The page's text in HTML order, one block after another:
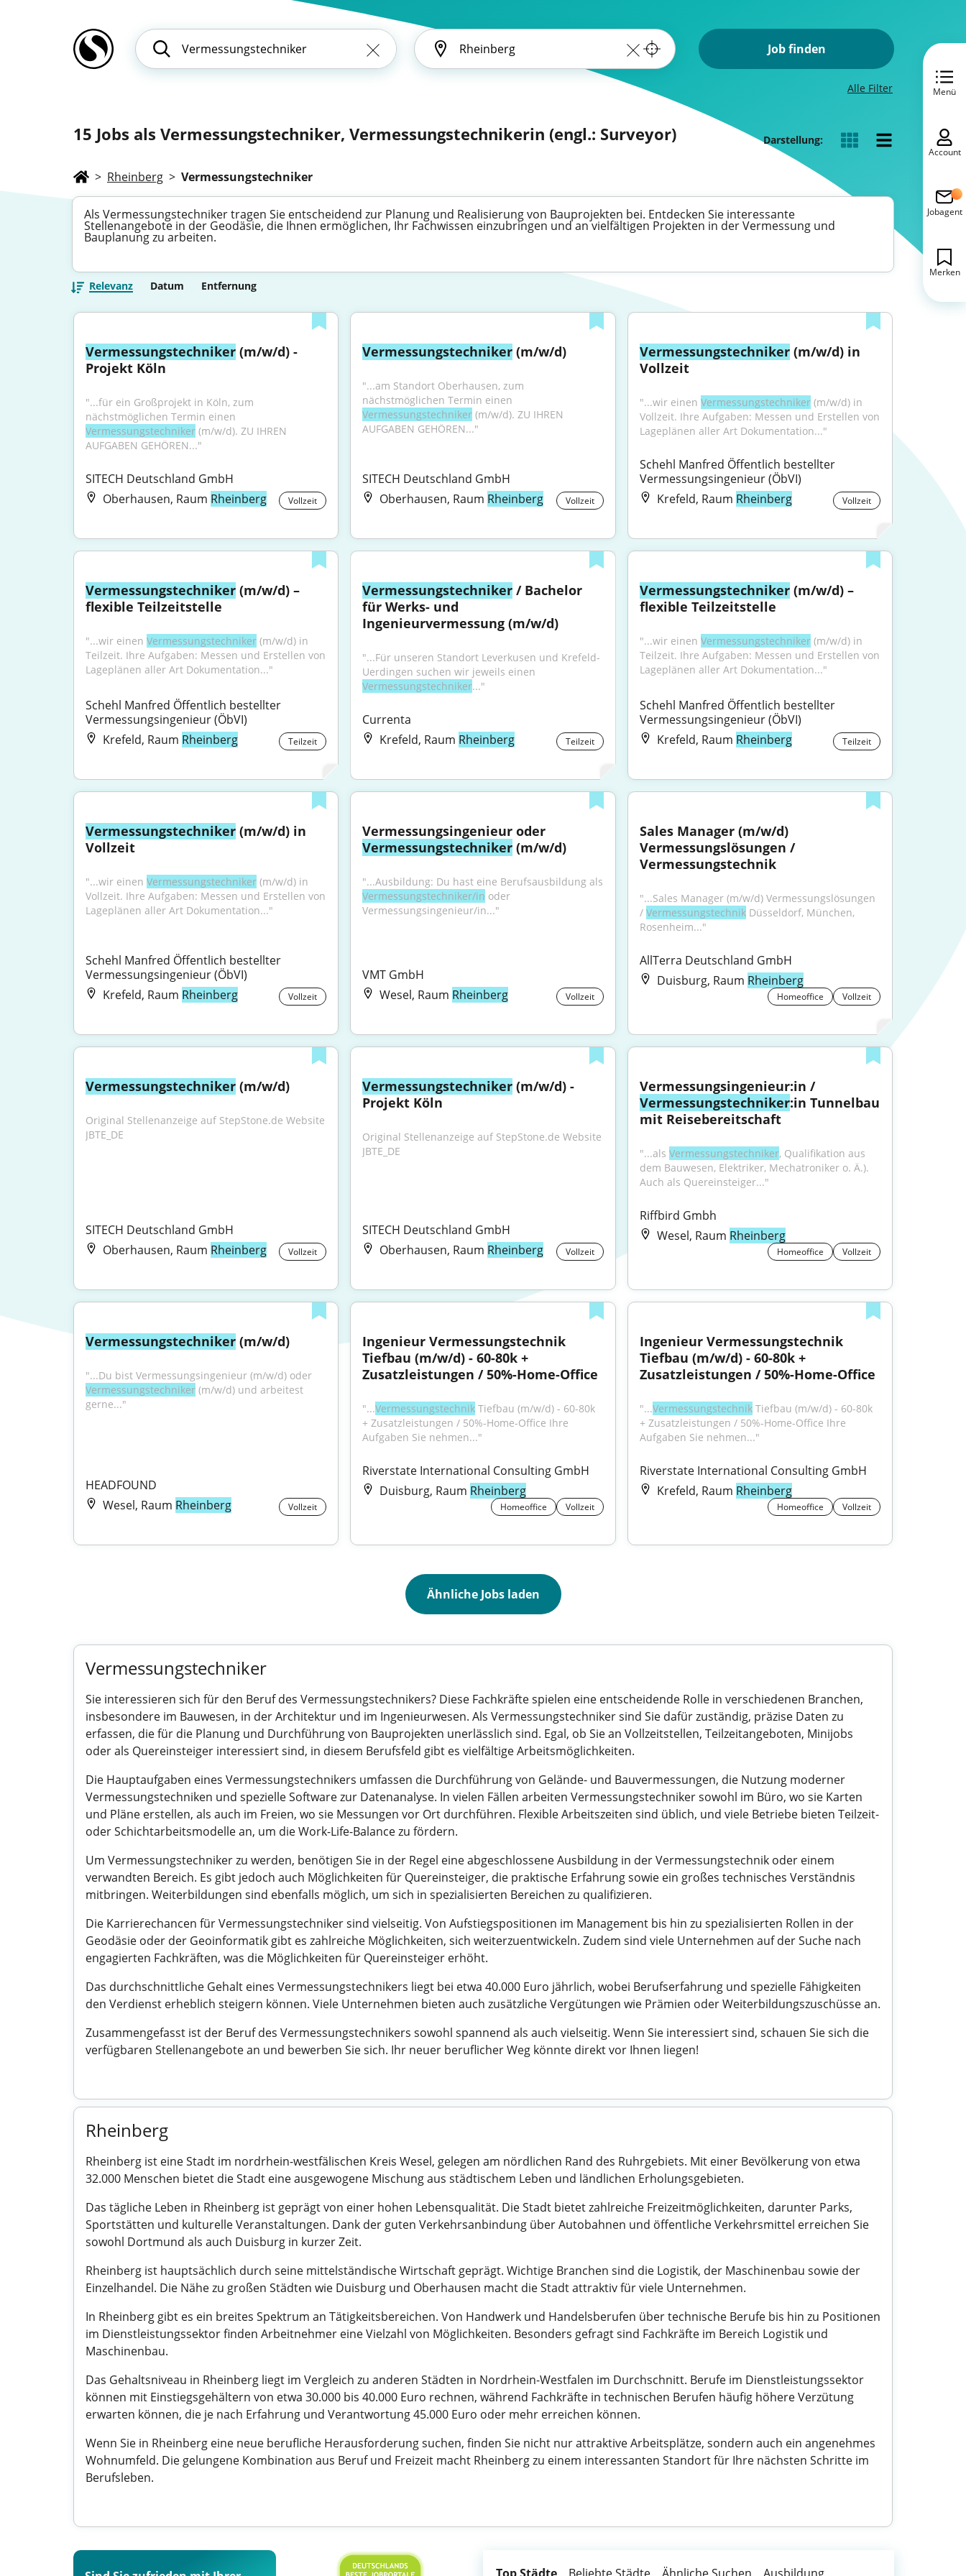
Job finden
Alle Filter
15 Jobs als Vermessungstechniker, Vermessungstechnikerin (engl.: Surveyor) Darstellung:
> Rheinberg > Vermessungstechniker
Als Vermessungstechniker tragen Sie entscheidend zur Planung und Realisierung von Bauprojekten bei. Entdecken Sie interessante
Stellenangebote in der Geodäsie, die Ihnen ermöglichen, Ihr Fachwissen einzubringen und an vielfältigen Projekten in der Vermessung und
Bauplanung zu arbeiten.
Relevanz Datum Entfernung
Vermessungstechniker (m/w/d) -
Projekt Köln
"...für ein Großprojekt in Köln, zum
Vermessungstechniker (m/w/d). ZU IHREN
AUFGABEN GEHÖREN..."
SITECH Deutschland GmbH
Oberhausen, Raum Rheinberg Vollzeit
Vermessungstechniker (m/w/d)
"...am Standort Oberhausen, zum
Vermessungstechniker (m/w/d). ZU IHREN
AUFGABEN GEHÖREN..."
SITECH Deutschland GmbH
Oberhausen, Raum Rheinberg Vollzeit
Vermessungstechniker (m/w/d) in
Vollzeit
"...wir einen Vermessungstechniker (m/w/d) in
Vollzeit. Ihre Aufgaben: Messen und Erstellen von
Lageplänen aller Art Dokumentation..."
Schehl Manfred Öffentlich bestellter
Vermessungsingenieur (ÖbVI)
Krefeld, Raum Rheinberg Vollzeit
Vermessungstechniker (m/w/d) –
flexible Teilzeitstelle
"...wir einen Vermessungstechniker (m/w/d) in
Teilzeit. Ihre Aufgaben: Messen und Erstellen von
Lageplänen aller Art Dokumentation..."
Schehl Manfred Öffentlich bestellter
Vermessungsingenieur (ÖbVI)
Krefeld, Raum Rheinberg Teilzeit
Vermessungstechniker / Bachelor
für Werks- und
Ingenieurvermessung (m/w/d)
"...Für unseren Standort Leverkusen und Krefeld-
Vermessungstechniker..."
Currenta
Krefeld, Raum Rheinberg Teilzeit
Vermessungstechniker (m/w/d) –
flexible Teilzeitstelle
"...wir einen Vermessungstechniker (m/w/d) in
Teilzeit. Ihre Aufgaben: Messen und Erstellen von
Lageplänen aller Art Dokumentation..."
Schehl Manfred Öffentlich bestellter
Vermessungsingenieur (ÖbVI)
Krefeld, Raum Rheinberg Teilzeit
Vermessungstechniker (m/w/d) in
Vollzeit
"...wir einen Vermessungstechniker (m/w/d) in
Vollzeit. Ihre Aufgaben: Messen und Erstellen von
Lageplänen aller Art Dokumentation..."
Schehl Manfred Öffentlich bestellter
Vermessungsingenieur (ÖbVI)
Krefeld, Raum Rheinberg Vollzeit
Vermessungstechniker (m/w/d)
Vermessungstechniker/in oder
Vermessungsingenieur/in..."
VMT GmbH
Wesel, Raum Rheinberg Vollzeit
Sales Manager (m/w/d)
Vermessungslösungen /
Vermessungstechnik
"...Sales Manager (m/w/d) Vermessungslösungen
/ Vermessungstechnik Düsseldorf, München,
Rosenheim..."
AllTerra Deutschland GmbH
Duisburg, Raum Rheinberg
Homeoffice Vollzeit
Vermessungstechniker (m/w/d)
Original Stellenanzeige auf StepStone.de Website
JBTE_DE
SITECH Deutschland GmbH
Oberhausen, Raum Rheinberg Vollzeit
Vermessungstechniker (m/w/d) -
Projekt Köln
Original Stellenanzeige auf StepStone.de Website
JBTE_DE
SITECH Deutschland GmbH
Oberhausen, Raum Rheinberg Vollzeit
Vermessungsingenieur:in /
Vermessungstechniker:in Tunnelbau
mit Reisebereitschaft
"...als Vermessungstechniker, Qualifikation aus
dem Bauwesen, Elektriker, Mechatroniker o. Ä.).
Auch als Quereinsteiger..."
Riffbird Gmbh
Wesel, Raum Rheinberg
Homeoffice Vollzeit
Vermessungstechniker (m/w/d)
Vermessungstechniker (m/w/d) und arbeitest
gerne..."
HEADFOUND
Wesel, Raum Rheinberg Vollzeit
Ingenieur Vermessungstechnik
Tiefbau (m/w/d) - 60-80k +
Zusatzleistungen / 50%-Home-Office
"...Vermessungstechnik Tiefbau (m/w/d) - 60-80k
+ Zusatzleistungen / 50%-Home-Office Ihre
Aufgaben Sie nehmen..."
Riverstate International Consulting GmbH
Duisburg, Raum Rheinberg
Homeoffice Vollzeit
Ingenieur Vermessungstechnik
Tiefbau (m/w/d) - 60-80k +
Zusatzleistungen / 50%-Home-Office
"...Vermessungstechnik Tiefbau (m/w/d) - 60-80k
+ Zusatzleistungen / 50%-Home-Office Ihre
Aufgaben Sie nehmen..."
Riverstate International Consulting GmbH
Krefeld, Raum Rheinberg
Homeoffice Vollzeit
Ähnliche Jobs laden
Vermessungstechniker
Sie interessieren sich für den Beruf des Vermessungstechnikers? Diese Fachkräfte spielen eine entscheidende Rolle in verschiedenen Branchen,
insbesondere im Bauwesen, in der Architektur und im Ingenieurwesen. Als Vermessungstechniker sind Sie dafür zuständig, präzise Daten zu
erfassen, die für die Planung und Durchführung von Bauprojekten unerlässlich sind. Egal, ob Sie an Vollzeitstellen, Teilzeitangeboten, Minijobs
oder als Quereinsteiger interessiert sind, in diesem Berufsfeld gibt es vielfältige Arbeitsmöglichkeiten.
Die Hauptaufgaben eines Vermessungstechnikers umfassen die Durchführung von Gelände- und Bauvermessungen, die Nutzung moderner
Vermessungstechniken und spezielle Software zur Datenanalyse. In vielen Fällen arbeiten Vermessungstechniker sowohl im Büro, wo sie Karten
und Pläne erstellen, als auch im Freien, wo sie Messungen vor Ort durchführen. Flexible Arbeitszeiten sind üblich, und viele Betriebe bieten Teilzeit-
oder Schichtarbeitsmodelle an, um die Work-Life-Balance zu fördern.
Um Vermessungstechniker zu werden, benötigen Sie in der Regel eine abgeschlossene Ausbildung in der Vermessungstechnik oder einem
verwandten Bereich. Es gibt jedoch auch Möglichkeiten für Quereinsteiger, die praktische Erfahrung sowie ein großes technisches Verständnis
mitbringen. Weiterbildungen sind ebenfalls möglich, um sich in spezialisierten Bereichen zu qualifizieren.
Die Karrierechancen für Vermessungstechniker sind vielseitig. Von Aufstiegspositionen im Management bis hin zu spezialisierten Rollen in der
Geodäsie oder der Geoinformatik gibt es zahlreiche Möglichkeiten, sich weiterzuentwickeln. Zudem sind viele Unternehmen auf der Suche nach
engagierten Fachkräften, was die Möglichkeiten für Quereinsteiger erhöht.
Das durchschnittliche Gehalt eines Vermessungstechnikers liegt bei etwa 40.000 Euro jährlich, wobei Berufserfahrung und spezielle Fähigkeiten
den Verdienst erheblich steigern können. Viele Unternehmen bieten auch zusätzliche Vergütungen wie Prämien oder Weiterbildungszuschüsse an.
Zusammengefasst ist der Beruf des Vermessungstechnikers sowohl spannend als auch vielseitig. Wenn Sie interessiert sind, schauen Sie sich die
verfügbaren Stellenangebote an und bewerben Sie sich. Ihr neuer beruflicher Weg könnte direkt vor Ihnen liegen!
Rheinberg
Rheinberg ist eine Stadt im nordrhein-westfälischen Kreis Wesel, gelegen am nördlichen Rand des Ruhrgebiets. Mit einer Bevölkerung von etwa
32.000 Menschen bietet die Stadt eine ausgewogene Mischung aus städtischem Leben und ländlichen Erholungsgebieten.
Das tägliche Leben in Rheinberg ist geprägt von einer hohen Lebensqualität. Die Stadt bietet zahlreiche Freizeitmöglichkeiten, darunter Parks,
Sportstätten und kulturelle Veranstaltungen. Dank der guten Verkehrsanbindung über Autobahnen und öffentliche Verkehrsmittel erreichen Sie
sowohl Dortmund als auch Duisburg in kurzer Zeit.
Rheinberg ist hauptsächlich durch seine mittelständische Wirtschaft geprägt. Wichtige Branchen sind die Logistik, der Maschinenbau sowie der
Einzelhandel. Die Nähe zu großen Städten wie Duisburg und Oberhausen macht die Stadt attraktiv für viele Unternehmen.
In Rheinberg gibt es ein breites Spektrum an Tätigkeitsbereichen. Von Handwerk und Handelsberufen über technische Berufe bis hin zu Positionen
im Dienstleistungssektor finden Arbeitnehmer eine Vielzahl von Möglichkeiten. Besonders gefragt sind Fachkräfte im Bereich Logistik und
Maschinenbau.
Das Gehaltsniveau in Rheinberg liegt im Vergleich zu anderen Städten in Nordrhein-Westfalen im Durchschnitt. Berufe im Dienstleistungssektor
können mit Einstiegsgehältern von etwa 30.000 bis 40.000 Euro rechnen, während Fachkräfte in technischen Berufen häufig höhere Verzütung
erwarten können, die je nach Erfahrung und Verantwortung 45.000 Euro oder mehr erreichen können.
Wenn Sie in Rheinberg eine neue berufliche Herausforderung suchen, finden Sie nicht nur attraktive Arbeitsplätze, sondern auch ein angenehmes
Wohnumfeld. Die gelungene Kombination aus Beruf und Freizeit macht Rheinberg zu einem interessanten Standort für Ihre nächsten Schritte im
Berufsleben.
Menü
Account
Jobagent
Merken